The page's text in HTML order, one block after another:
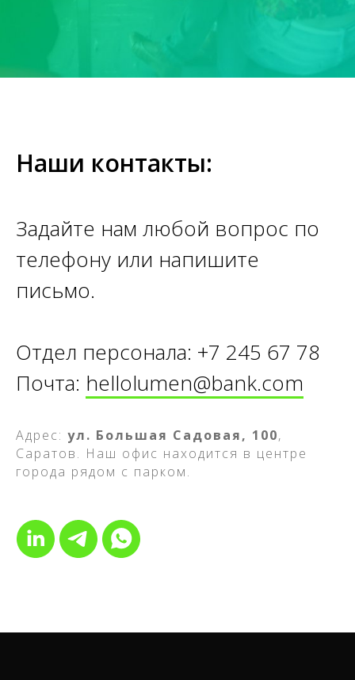
Наши контакты:
Задайте нам любой вопрос по
телефону или напишите
письмо.
Отдел персонала: +7 245 67 78
Почта: hellolumen@bank.com
Адрес: ул. Большая Садовая, 100,
Саратов. Наш офис находится в центре
города рядом с парком.